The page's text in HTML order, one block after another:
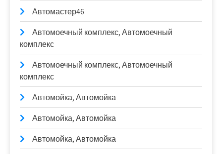
Автомастер46
Автомоечный комплекс, Автомоечный
комплекс
Автомоечный комплекс, Автомоечный
комплекс
Автомойка, Автомойка
Автомойка, Автомойка
Автомойка, Автомойка